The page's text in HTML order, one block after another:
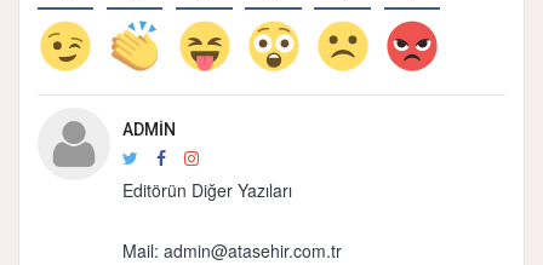
ADMIN
Editörün Diğer Yazıları
Mail: admin@atasehir.com.tr